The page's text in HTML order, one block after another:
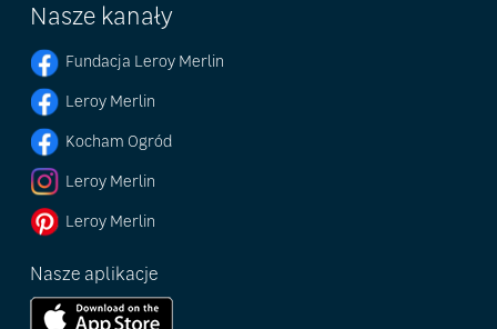
Nasze kanały
Fundacja Leroy Merlin
Leroy Merlin
Kocham Ogród
Leroy Merlin
Leroy Merlin
Nasze aplikacje